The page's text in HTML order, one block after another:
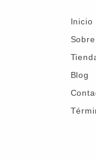
Inicio
Blog